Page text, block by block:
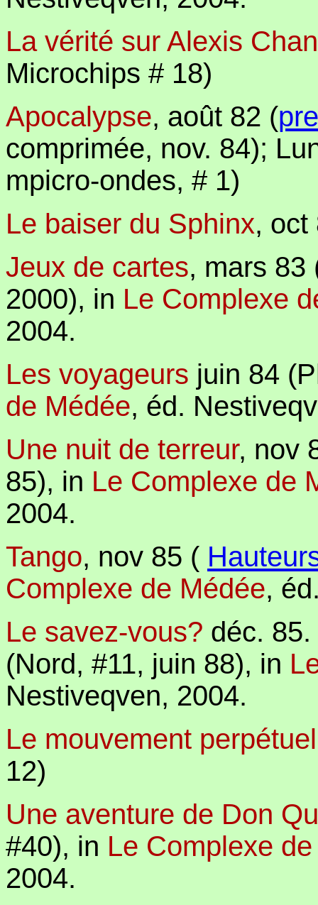
La vérité sur Alexis
Microchips # 18)
Apocalypse, août 82 (
comprimée, nov. 84);
mpicro-ondes, # 1)
Le baiser du Sphinx, oct
Jeux de cartes, mars 83
2000), in Le Complexe
2004.
Les voyageurs juin 84
de Médée, éd.
Une nuit de terreur, nov
85), in Le Complexe de
2004.
Tango, nov 85 (
Complexe de Médée,
Le savez-vous? déc.
(Nord, #11, juin 88), in
Nestiveqven, 2004.
Le mouvement perpétuel
12)
Une aventure de Don
#40), in Le Complexe
2004.